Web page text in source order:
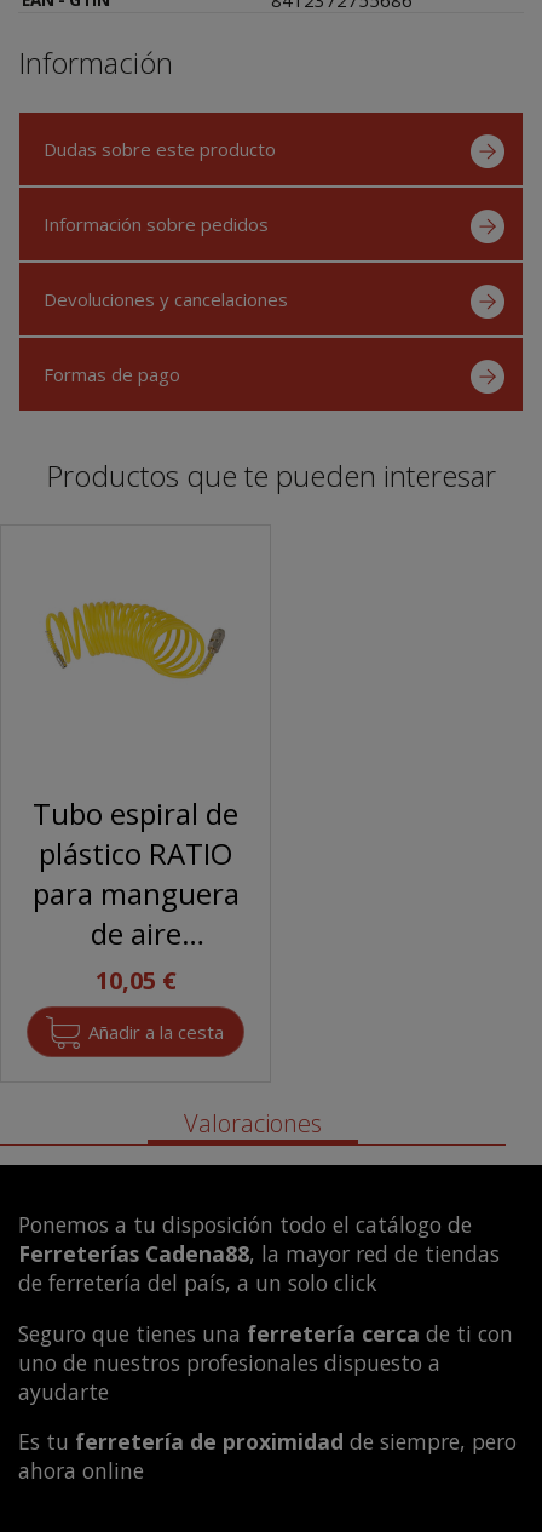
Información
Dudas sobre este producto
Información sobre pedidos
Devoluciones y cancelaciones
Formas de pago
Productos que te pueden interesar
Tubo espiral de
plástico RATIO
para manguera
de aire
comprimido
10,05 €
Valoraciones
Ponemos a tu disposición todo el catálogo de
Ferreterías Cadena88, la mayor red de tiendas
de ferretería del país, a un solo click
Seguro que tienes una ferretería cerca de ti con
uno de nuestros profesionales dispuesto a
ayudarte
Es tu ferretería de proximidad de siempre, pero
ahora online